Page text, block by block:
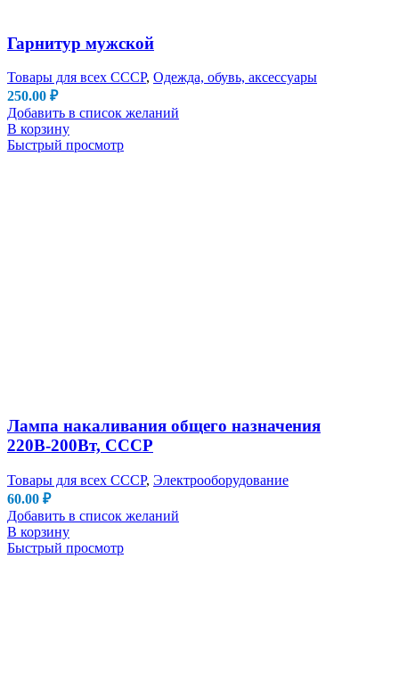
Гарнитур мужской
Товары для всех СССР, Одежда, обувь, аксессуары
250.00 ₽
Добавить в список желаний
В корзину
Быстрый просмотр
Лампа накаливания общего назначения
220В-200Вт, СССР
Товары для всех СССР, Электрооборудование
60.00 ₽
Добавить в список желаний
В корзину
Быстрый просмотр